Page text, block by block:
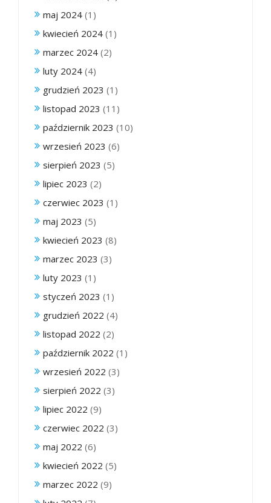
maj 2024 (1)
kwiecień 2024 (1)
marzec 2024 (2)
luty 2024 (4)
grudzień 2023 (1)
listopad 2023 (11)
październik 2023 (10)
wrzesień 2023 (6)
sierpień 2023 (5)
lipiec 2023 (2)
czerwiec 2023 (1)
maj 2023 (5)
kwiecień 2023 (8)
marzec 2023 (3)
luty 2023 (1)
styczeń 2023 (1)
grudzień 2022 (4)
listopad 2022 (2)
październik 2022 (1)
wrzesień 2022 (3)
sierpień 2022 (3)
lipiec 2022 (9)
czerwiec 2022 (3)
maj 2022 (6)
kwiecień 2022 (5)
marzec 2022 (9)